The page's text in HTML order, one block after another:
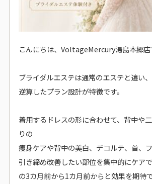
こんにちは、VoltageMercury湯島本郷店
ブライダルエステは通常のエステと違い
逆算したプラン設計が特徴です。
着用するドレスの形に合わせて、背中や
りの
痩身ケアや背中の美白、デコルテ、首、
引き締め改善したい部位を集中的にケアで
の3カ月前から1カ月前からと効果を期待